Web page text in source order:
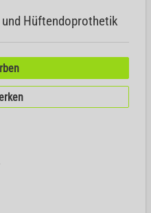
Hüftendoprothetik